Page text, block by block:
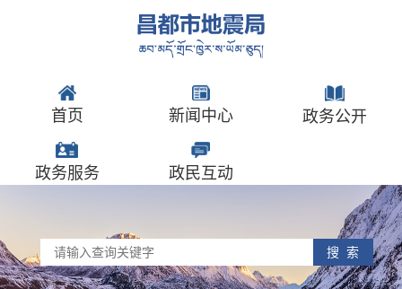
首页 新闻中心 政务公开
政务服务 政民互动
搜 索